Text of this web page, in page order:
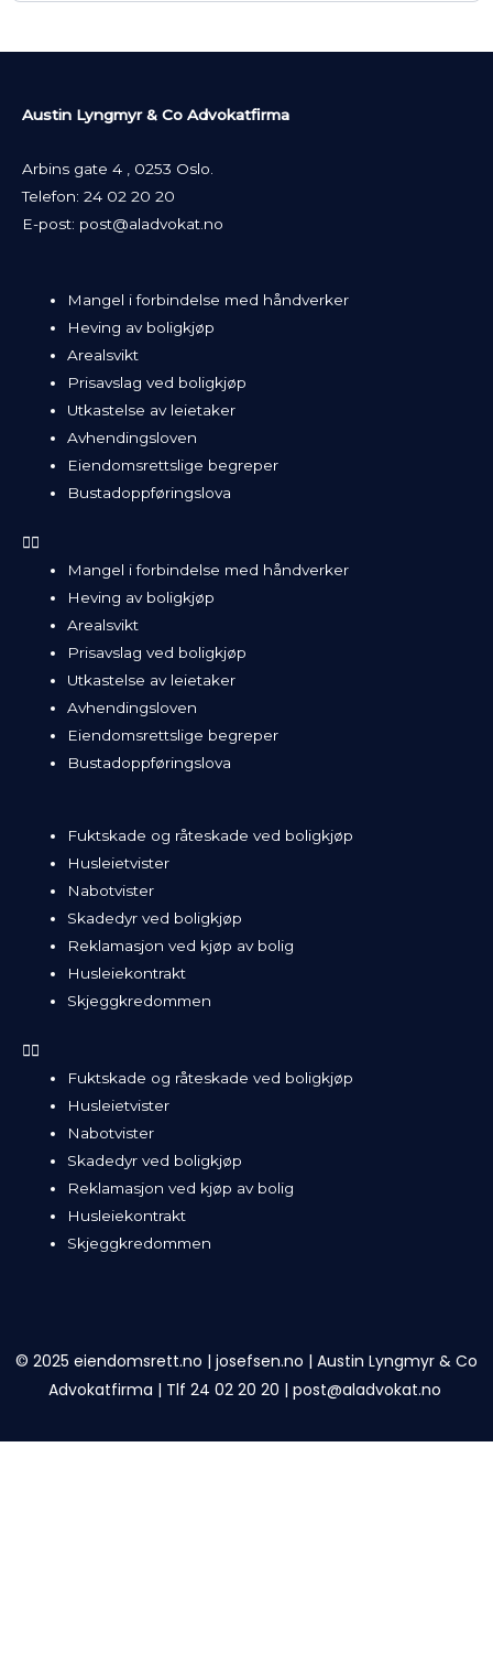
Austin Lyngmyr & Co Advokatfirma
Arbins gate 4 , 0253 Oslo.
Telefon: 24 02 20 20
E-post: post@aladvokat.no
Mangel i forbindelse med håndverker
Heving av boligkjøp
Arealsvikt
Prisavslag ved boligkjøp
Utkastelse av leietaker
Avhendingsloven
Eiendomsrettslige begreper
Bustadoppføringslova
Mangel i forbindelse med håndverker
Heving av boligkjøp
Arealsvikt
Prisavslag ved boligkjøp
Utkastelse av leietaker
Avhendingsloven
Eiendomsrettslige begreper
Bustadoppføringslova
Fuktskade og råteskade ved boligkjøp
Husleietvister
Nabotvister
Skadedyr ved boligkjøp
Reklamasjon ved kjøp av bolig
Husleiekontrakt
Skjeggkredommen
Fuktskade og råteskade ved boligkjøp
Husleietvister
Nabotvister
Skadedyr ved boligkjøp
Reklamasjon ved kjøp av bolig
Husleiekontrakt
Skjeggkredommen
© 2025 eiendomsrett.no | josefsen.no | Austin Lyngmyr & Co
Advokatfirma | Tlf 24 02 20 20 | post@aladvokat.no